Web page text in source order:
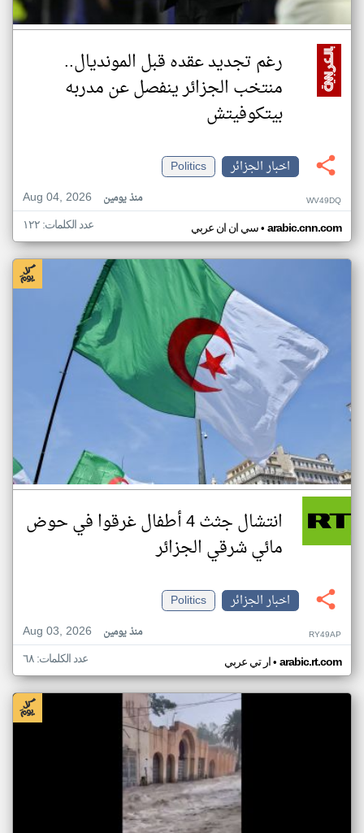
رغم تجديد عقده قبل المونديال..
منتخب الجزائر ينفصل عن مدربه
بيتكوفيتش
اخبار الجزائر
Politics
Aug 04, 2026
منذ يومين WV49DQ
سي ان ان عربي• arabic.cnn.com عدد الكلمات: ١٢٢
انتشال جثث 4 أطفال غرقوا في حوض
مائي شرقي الجزائر
اخبار الجزائر
Politics
Aug 03, 2026
منذ يومين RY49AP
ار تي عربي• arabic.rt.com عدد الكلمات: ٦٨